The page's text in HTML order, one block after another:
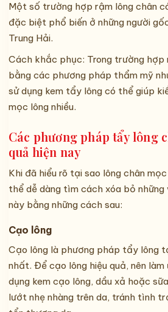
Một số trường hợp rậm lông chân
đặc biệt phổ biến ở những người
Trung Hải.
Cách khắc phục: Trong trường hợp
bằng các phương pháp thẩm mỹ
sử dụng kem tẩy lông có thể giúp
mọc lông nhiều.
Các phương pháp tẩy lông
quả hiện nay
Khi đã hiểu rõ tại sao lông chân
thể dễ dàng tìm cách xóa bỏ
này bằng những cách sau:
Cạo lông
Cạo lông là phương pháp tẩy lông
nhất. Để cạo lông hiệu quả, nên
dụng kem cạo lông, dầu xả hoặc
lướt nhẹ nhàng trên da, tránh tình